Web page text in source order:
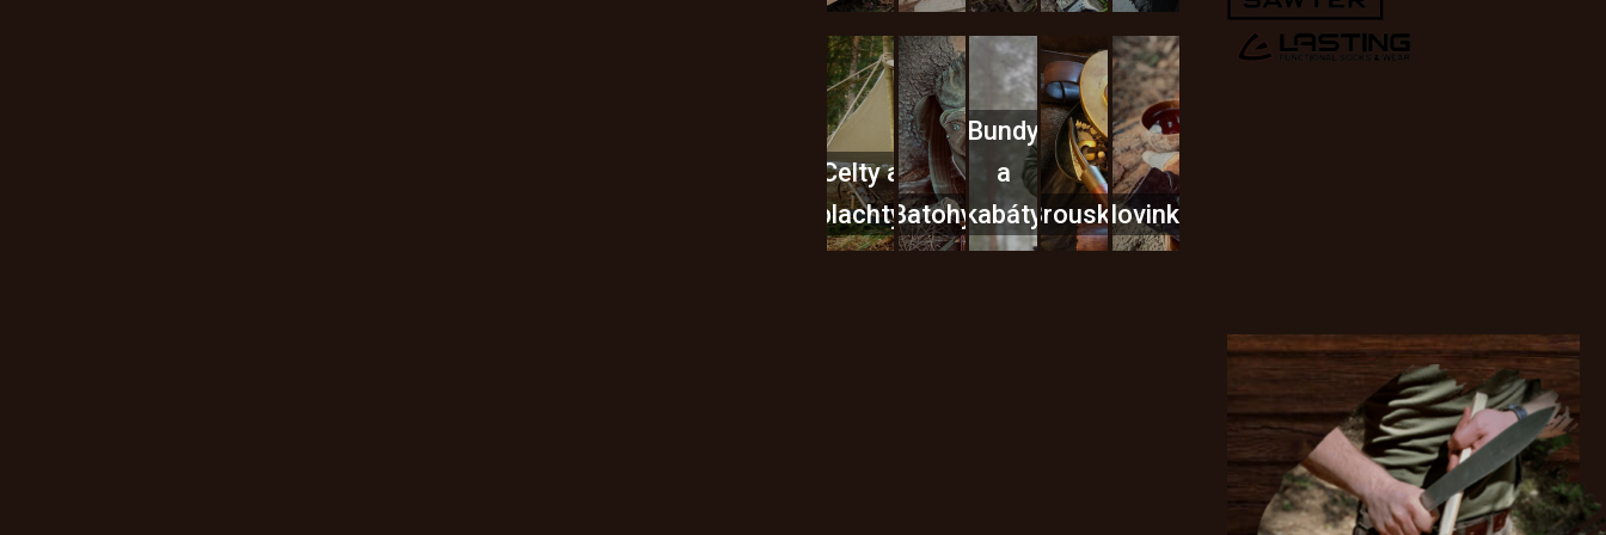
Celty a
plachtyBatohy
Bundy
a
kabátyBrouskyNovinky